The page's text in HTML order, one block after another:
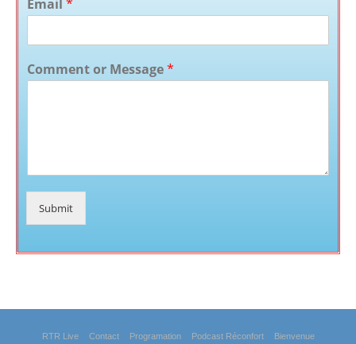
Email *
Comment or Message*
Submit
RTR Live Contact Programation Podcast Réconfort Bienvenue